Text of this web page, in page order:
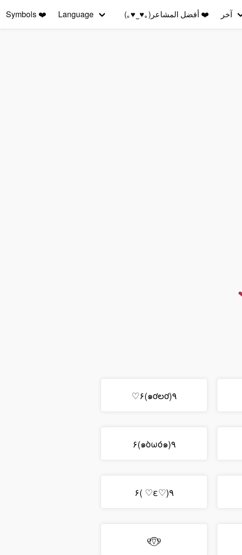
آخر ❤️ أفضل المشاعر(｡♥‿♥｡) Language
❤️
٩(๑ơలơ)۶♡
٩(๑òωó๑)۶
٩(♡ε♡ )۶
୧⍢⃝୨